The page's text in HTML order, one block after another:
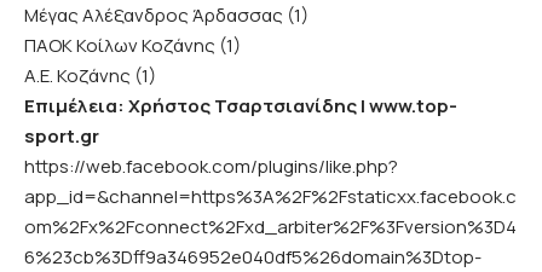
Μέγας Αλέξανδρος Άρδασσας (1)
ΠΑΟΚ Κοίλων Κοζάνης (1)
Α.Ε. Κοζάνης (1)
Επιμέλεια: Χρήστος Τσαρτσιανίδης |www.top-
sport.gr
https://web.facebook.com/plugins/like.php?
app_id=&channel=https%3A%2F%2Fstaticxx.facebook.c
om%2Fx%2Fconnect%2Fxd_arbiter%2F%3Fversion%3D4
6%23cb%3Dff9a346952e040df5%26domain%3Dtop-